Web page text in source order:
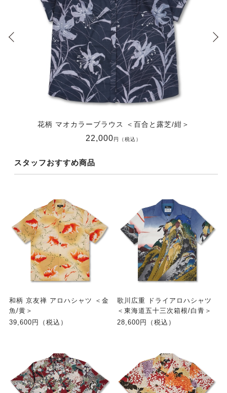
花柄 マオカラーブラウス ＜百合と露芝/紺＞
22,000円（税込）
スタッフおすすめ商品
和柄 京友禅 アロハシャツ ＜金
魚/黄＞
39,600円（税込）
歌川広重 ドライアロハシャツ
＜東海道五十三次箱根/白青＞
28,600円（税込）